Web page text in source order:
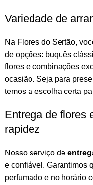
Variedade de
Na Flores do Sertão,
de opções: buquês
flores e combinações
ocasião. Seja para
temos a escolha certa
Entrega de flores
rapidez
Nosso serviço de
e confiável. Garantimos
perfumado e no horário